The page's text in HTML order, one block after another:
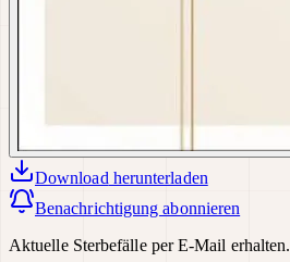
Download herunterladen
Benachrichtigung abonnieren
Aktuelle Sterbefälle per E-Mail erhalten.